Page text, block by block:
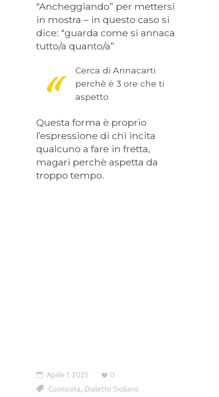
“Ancheggiando” per mettersi
in mostra – in questo caso si
dice: “guarda come si annaca
tutto/a quanto/a”
Cerca di Annacarti
perchè è 3 ore che ti
aspetto
Questa forma è proprio
l’espressione di chi incita
qualcuno a fare in fretta,
magari perchè aspetta da
troppo tempo.
Aprile 1, 2025
0
Cuoriosità, Dialetto Siciliano